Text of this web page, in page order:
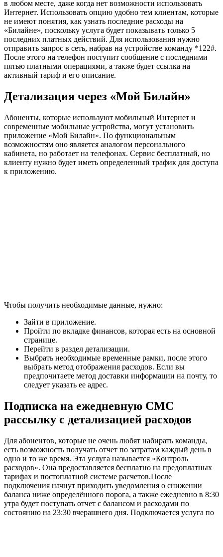
в любом месте, даже когда нет возможности использовать
Интернет. Использовать опцию удобно тем клиентам, которые
не имеют понятия, как узнать последние расходы на
«Билайне», поскольку услуга будет показывать только 5
последних платных действий. Для использования нужно
отправить запрос в сеть, набрав на устройстве команду *122#.
После этого на телефон поступит сообщение с последними
пятью платными операциями, а также будет ссылка на
активный тариф и его описание.
Детализация через «Мой Билайн»
Абоненты, которые используют мобильный Интернет и
современные мобильные устройства, могут установить
приложение «Мой Билайн». По функциональным
возможностям оно является аналогом персонального
кабинета, но работает на телефонах. Сервис бесплатный, но
клиенту нужно будет иметь определенный трафик для доступа
к приложению.
Чтобы получить необходимые данные, нужно:
Зайти в приложение.
Пройти по вкладке финансов, которая есть на основной
странице.
Перейти в раздел детализации.
Выбрать необходимые временные рамки, после этого
выбрать метод отображения расходов. Если вы
предпочитаете метод доставки информации на почту, то
следует указать ее адрес.
Подписка на ежедневную СМС
рассылку с детализацией расходов
Для абонентов, которые не очень любят набирать команды,
есть возможность получать отчет по затратам каждый день в
одно и то же время. Эта услуга называется «Контроль
расходов». Она предоставляется бесплатно на предоплатных
тарифах и постоплатной системе расчетов.После
подключения начнут приходить уведомления о снижении
баланса ниже определённого порога, а также ежедневно в 8:30
утра будет поступать отчет с балансом и расходами по
состоянию на 23:30 вчерашнего дня. Подключается услуга по